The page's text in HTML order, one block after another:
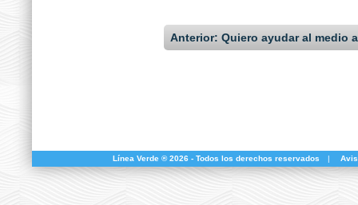
Anterior: Quiero ayudar al medio
Línea Verde ® 2026 - Todos los derechos reservados |